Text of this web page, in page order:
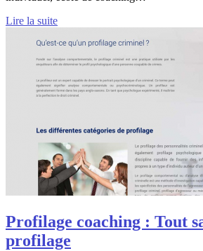
Lire la suite
Profilage coaching : Tout
profilage